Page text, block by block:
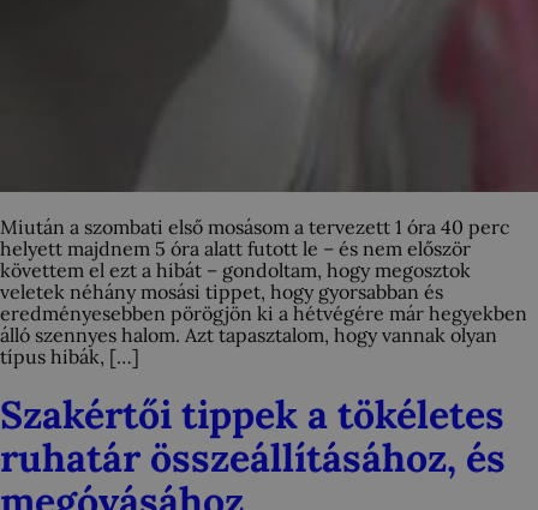
Miután a szombati első mosásom a tervezett 1 óra 40 perc
helyett majdnem 5 óra alatt futott le – és nem először
követtem el ezt a hibát – gondoltam, hogy megosztok
veletek néhány mosási tippet, hogy gyorsabban és
eredményesebben pörögjön ki a hétvégére már hegyekben
álló szennyes halom. Azt tapasztalom, hogy vannak olyan
típus hibák, […]
Szakértői tippek a tökéletes
ruhatár összeállításához, és